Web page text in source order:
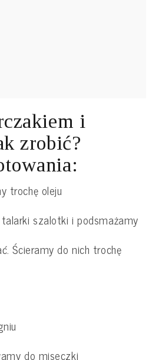
i
zrobić?
trochę oleju
szalotki i podsmażamy
Ścieramy do nich trochę
do miseczki